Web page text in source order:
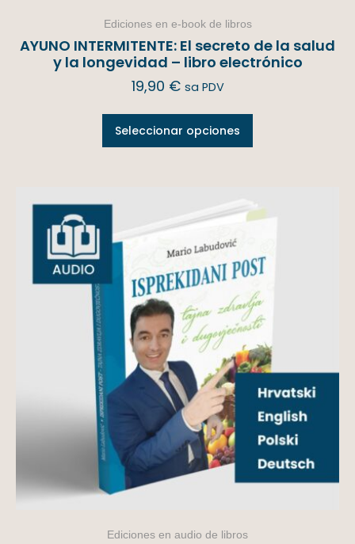
Ediciones en e-book de libros
AYUNO INTERMITENTE: El secreto de la salud
y la longevidad – libro electrónico
19,90 € sa PDV
Seleccionar opciones
Ediciones en audio de libros